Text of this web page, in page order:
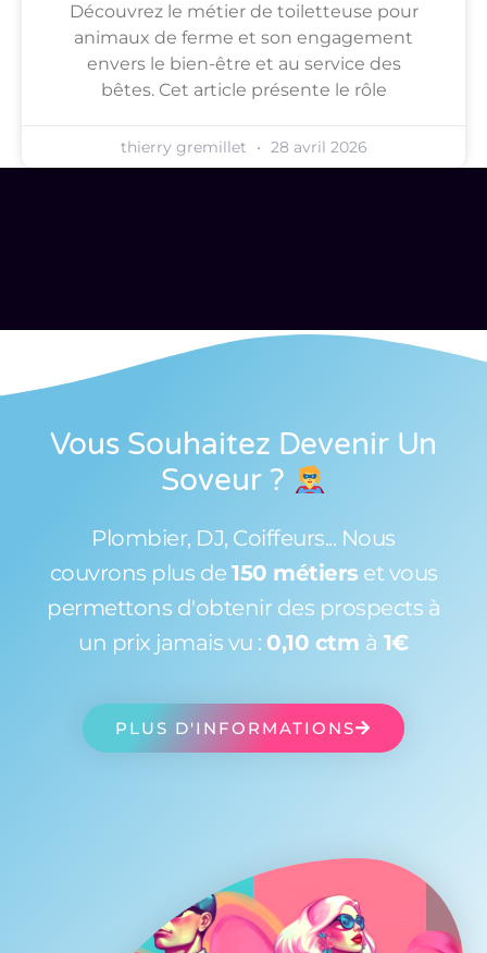
Découvrez le métier de toiletteuse pour
animaux de ferme et son engagement
envers le bien-être et au service des
bêtes. Cet article présente le rôle
thierry gremillet 28 avril 2026
Vous Souhaitez Devenir Un
Soveur ?
Plombier, DJ, Coiffeurs... Nous
couvrons plus de 150 métiers et vous
permettons d'obtenir des prospects à
un prix jamais vu : 0,10 ctm à 1€
PLUS D'INFORMATIONS